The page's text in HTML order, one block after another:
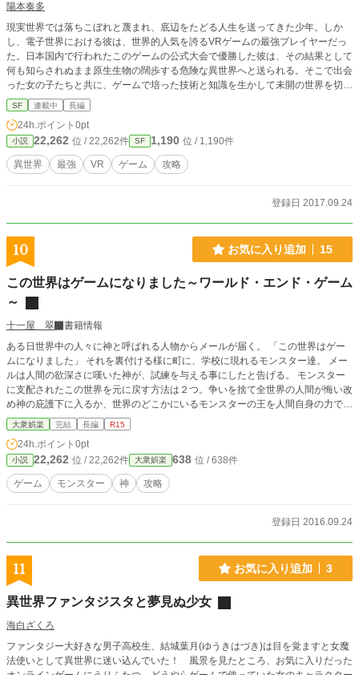
陽本奏多
現実世界では落ちこぼれと蔑まれ、底辺をたどる人生を送ってきた少年。しか
し、電子世界における彼は、世界的人気を誇るVRゲームの最強プレイヤーだっ
た。日本国内で行われたこのゲームの公式大会で優勝した彼は、その結果として
何も知らされぬまま原生生物の闊歩する危険な異世界へと送られる。そこで出会
った女の子たちと共に、ゲームで培った技術と知識を生かして未開の世界を切り
開いていく。毎日夜10時に更新しています！※SF要素の入った異世界もので
す。苦手な方はご注意を。
SF 連載中 長編
24h.ポイント 0pt
小説 22,262 位 / 22,262件 SF 1,190 位 / 1,190件
異世界 最強 VR ゲーム 攻略
登録日 2017.09.24
10 お気に入り追加 15
この世界はゲームになりました～ワールド・エンド・ゲーム
～
十一屋 翠
書籍情報
ある日世界中の人々に神と呼ばれる人物からメールが届く。 「この世界はゲー
ムになりました」 それを裏付ける様に町に、学校に現れるモンスター達。 メー
ルは人間の欲深さに嘆いた神が、試練を与える事にしたと告げる。 モンスター
に支配されたこの世界を元に戻す方法は２つ。争いを捨て全世界の人間が悔い改
め神の庇護下に入るか、世界のどこかにいるモンスターの王を人間自身の力で倒
す事だと。 ステータスが見え、スキルが取得でき、魔法が使えるようになる
人々。 彼等はそれぞれが神を信仰するか、ワールドキャリアを倒すかを選んで
いく。 そして少年も己の道を選択する。 「よっしゃー!! ゲーム世界だー!!!」 少
年達のリアルゲーム攻略が今始まる。
大衆娯楽 完結 長編 R15
24h.ポイント 0pt
小説 22,262 位 / 22,262件 大衆娯楽 638 位 / 638件
ゲーム モンスター 神 攻略
登録日 2016.09.24
11 お気に入り追加 3
異世界ファンタジスタと夢見ぬ少女
海白ざくろ
ファンタジー大好きな男子高校生、結城葉月(ゆうきはづき)は目を覚ますと女魔
法使いとして異世界に迷い込んでいた！ 風景を見たところ、お気に入りだった